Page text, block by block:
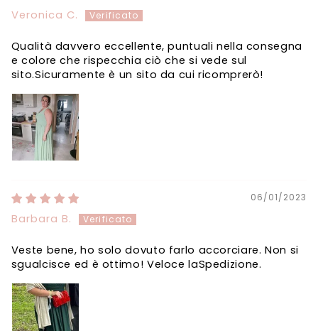
Veronica C.
Qualità davvero eccellente, puntuali nella consegna
e colore che rispecchia ciò che si vede sul
sito.Sicuramente è un sito da cui ricomprerò!
06/01/2023
Barbara B.
Veste bene, ho solo dovuto farlo accorciare. Non si
sgualcisce ed è ottimo! Veloce laSpedizione.